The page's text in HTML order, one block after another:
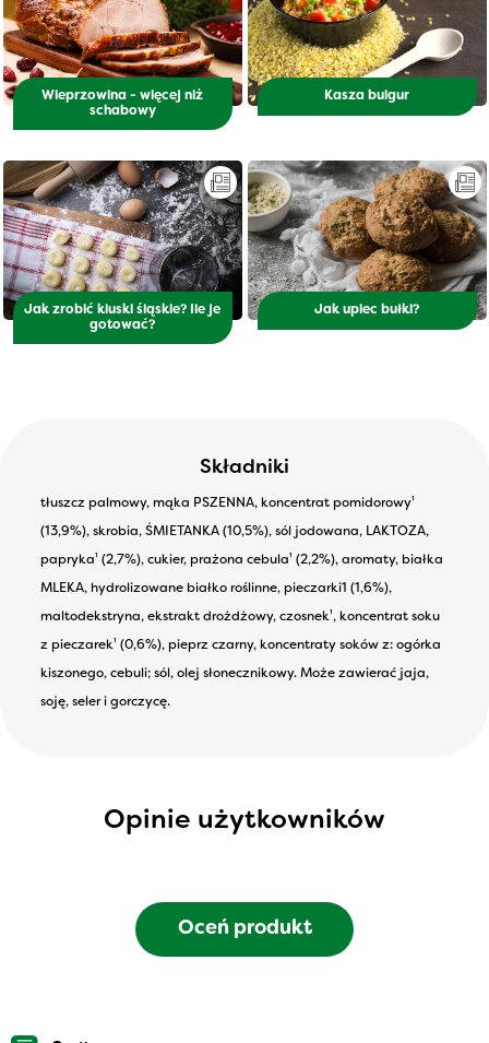
Wieprzowina - więcej niż
schabowy
Kasza bulgur
Jak zrobić kluski śląskie? Ile je
gotować?
Jak upiec bułki?
Składniki
tłuszcz palmowy, mąka PSZENNA, koncentrat pomidorowy¹
(13,9%), skrobia, ŚMIETANKA (10,5%), sól jodowana, LAKTOZA,
papryka¹ (2,7%), cukier, prażona cebula¹ (2,2%), aromaty, białka
MLEKA, hydrolizowane białko roślinne, pieczarki1 (1,6%),
maltodekstryna, ekstrakt drożdżowy, czosnek¹, koncentrat soku
z pieczarek¹ (0,6%), pieprz czarny, koncentraty soków z: ogórka
kiszonego, cebuli; sól, olej słonecznikowy. Może zawierać jaja,
soję, seler i gorczycę.
Opinie użytkowników
Oceń produkt